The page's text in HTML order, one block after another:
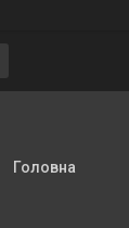
Головна